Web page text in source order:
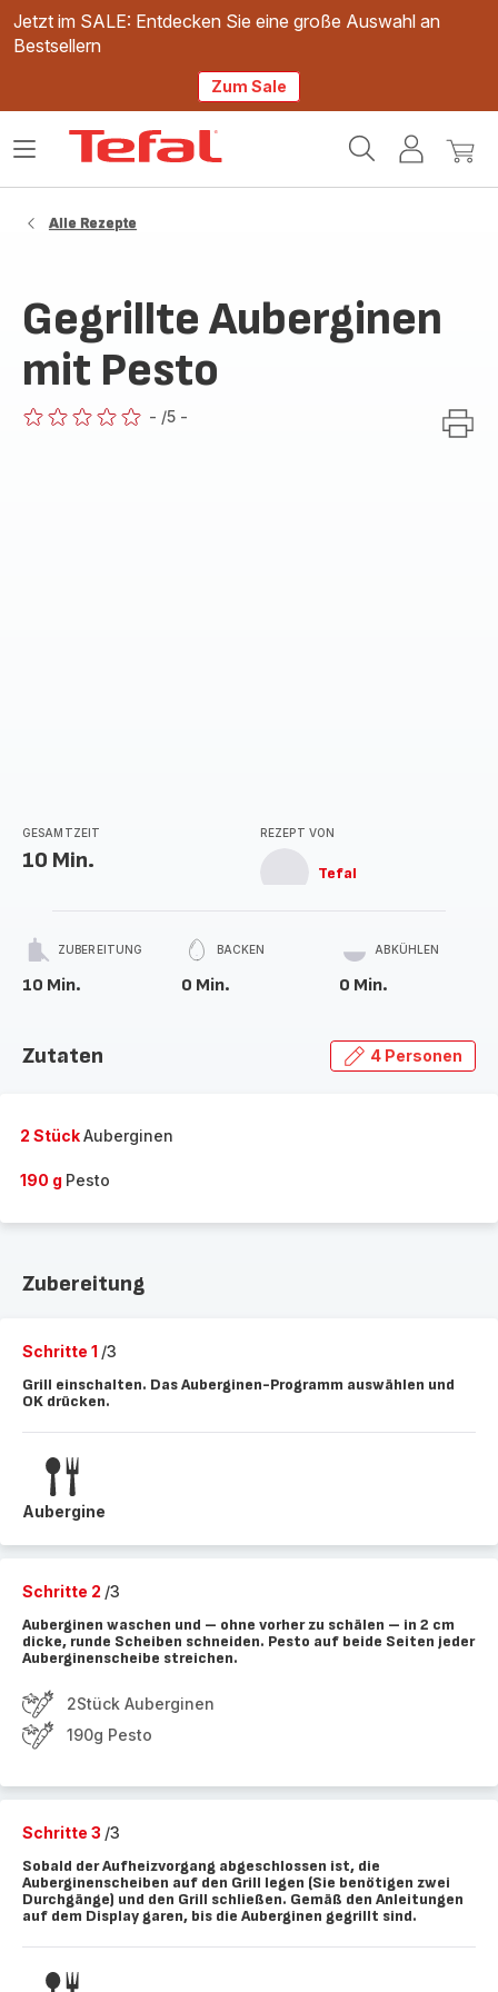
Jetzt im SALE: Entdecken Sie eine große Auswahl an
Bestsellern
Zum Sale
Mein
Mein
Das
Alle Rezepte
Gegrillte Auberginen
mit Pesto
- /5 -
GESAMTZEIT
10 Min.
REZEPT VON
Tefal
ZUBEREITUNG
10 Min.
BACKEN
0 Min.
ABKÜHLEN
0 Min.
Zutaten 4 Personen
2 StückAuberginen
190 g Pesto
Zubereitung
Schritte 1 /3
Grill einschalten. Das Auberginen-Programm auswählen und
OK drücken.
Aubergine
Schritte 2 /3
Auberginen waschen und – ohne vorher zu schälen – in 2 cm
dicke, runde Scheiben schneiden. Pesto auf beide Seiten jeder
Auberginenscheibe streichen.
2Stück Auberginen
190g Pesto
Schritte 3 /3
Sobald der Aufheizvorgang abgeschlossen ist, die
Auberginenscheiben auf den Grill legen (Sie benötigen zwei
Durchgänge) und den Grill schließen. Gemäß den Anleitungen
auf dem Display garen, bis die Auberginen gegrillt sind.